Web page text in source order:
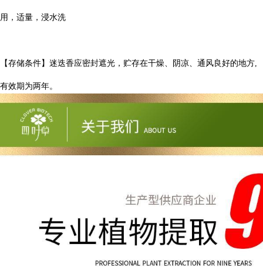
用，适量，浸水洗
【存储条件】迷迭香应密封遮光，贮存在干燥、阴凉、通风良好的地方,
有效期为两年。